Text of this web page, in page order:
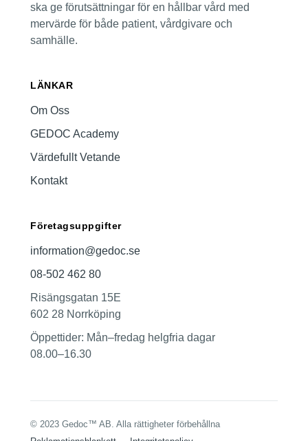
ska ge förutsättningar för en hållbar vård med
mervärde för både patient, vårdgivare och
samhälle.
LÄNKAR
Om Oss
GEDOC Academy
Värdefullt Vetande
Kontakt
Företagsuppgifter
information@gedoc.se
08-502 462 80
Risängsgatan 15E
602 28 Norrköping
Öppettider: Mån–fredag helgfria dagar
08.00–16.30
© 2023 Gedoc™ AB. Alla rättigheter förbehållna